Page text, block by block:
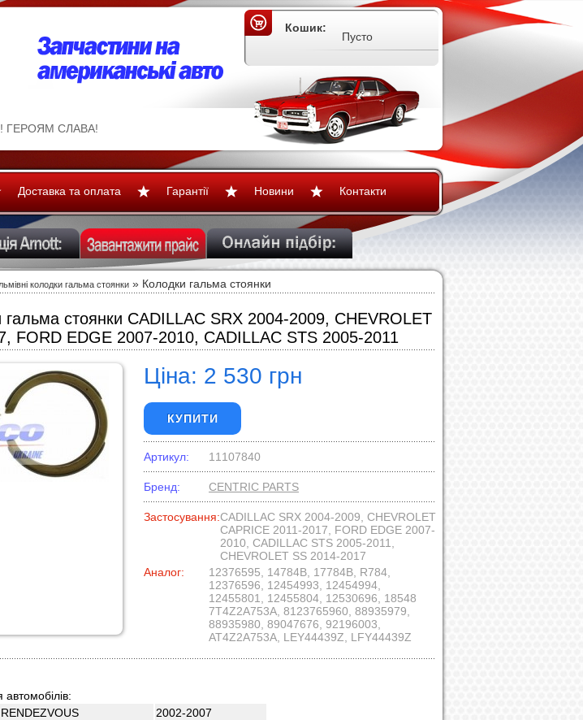
ГЕРОЯМ СЛАВА!
Кошик:
Пусто
Доставка та оплата Гарантії Новини Контакти
колодки гальма стоянки » Колодки гальма стоянки
гальма стоянки CADILLAC SRX 2004-2009, CHEVROLET
FORD EDGE 2007-2010, CADILLAC STS 2005-2011
Ціна: 2 530 грн
КУПИТИ
Артикул: 11107840
Бренд: CENTRIC PARTS
Застосування:CADILLAC SRX 2004-2009, CHEVROLET
CAPRICE 2011-2017, FORD EDGE 2007-
2010, CADILLAC STS 2005-2011,
CHEVROLET SS 2014-2017
Аналог:
12376595, 14784B, 17784B, R784,
12376596, 12454993, 12454994,
12455801, 12455804, 12530696, 18548
7T4Z2A753A, 8123765960, 88935979,
88935980, 89047676, 92196003,
AT4Z2A753A, LEY44439Z, LFY44439Z
RENDEZVOUS
2002-2007